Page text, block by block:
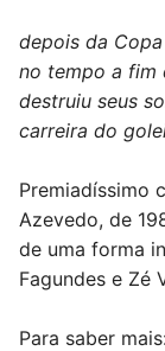
depois da
no tempo a fim
destruiu seus
carreira do
Premiadíssimo
Azevedo, de
de uma forma
Fagundes e Zé
Para saber